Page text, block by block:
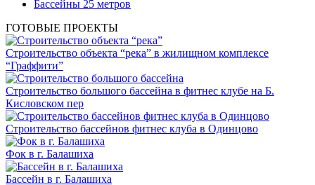
Бассейны 25 метров
ГОТОВЫЕ ПРОЕКТЫ
Строительство объекта “река” в жилищном комплексе
“Граффити”
Строительство большого бассейна в фитнес клубе на Б.
Кисловском пер
Строительство бассейнов фитнес клуба в Одинцово
Фок в г. Балашиха
Бассейн в г. Балашиха